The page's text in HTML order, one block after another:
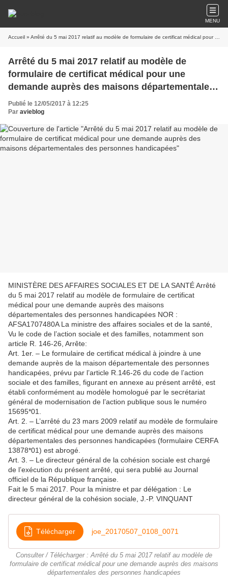
MENU
Accueil » Arrêté du 5 mai 2017 relatif au modèle de formulaire de certificat médical pour une demande auprès des maisons départementales des personnes handicapées
Arrêté du 5 mai 2017 relatif au modèle de
formulaire de certificat médical pour une
demande auprès des maisons départementales
des personnes handicapées
Publié le 12/05/2017 à 12:25
Par avieblog
MINISTÈRE DES AFFAIRES SOCIALES ET DE LA SANTÉ Arrêté
du 5 mai 2017 relatif au modèle de formulaire de certificat
médical pour une demande auprès des maisons
départementales des personnes handicapées NOR :
AFSA1707480A La ministre des affaires sociales et de la santé,
Vu le code de l’action sociale et des familles, notamment son
article R. 146-26, Arrête:
Art. 1er. – Le formulaire de certificat médical à joindre à une
demande auprès de la maison départementale des personnes
handicapées, prévu par l’article R.146-26 du code de l’action
sociale et des familles, figurant en annexe au présent arrêté, est
établi conformément au modèle homologué par le secrétariat
général de modernisation de l’action publique sous le numéro
15695*01.
Art. 2. – L’arrêté du 23 mars 2009 relatif au modèle de formulaire
de certificat médical pour une demande auprès des maisons
départementales des personnes handicapées (formulaire CERFA
13878*01) est abrogé.
Art. 3. – Le directeur général de la cohésion sociale est chargé
de l’exécution du présent arrêté, qui sera publié au Journal
officiel de la République française.
Fait le 5 mai 2017. Pour la ministre et par délégation : Le
directeur général de la cohésion sociale, J.-P. VINQUANT
Télécharger joe_20170507_0108_0071
Consulter / Télécharger : Arrêté du 5 mai 2017 relatif au modèle de
formulaire de certificat médical pour une demande auprès des maisons
départementales des personnes handicapées